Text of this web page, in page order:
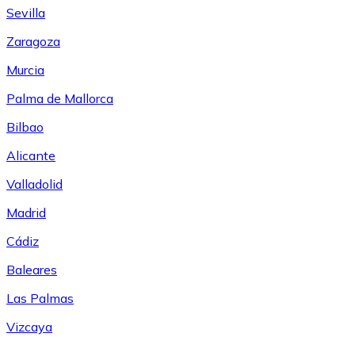
Sevilla
Zaragoza
Murcia
Palma de Mallorca
Bilbao
Alicante
Valladolid
Madrid
Cádiz
Baleares
Las Palmas
Vizcaya